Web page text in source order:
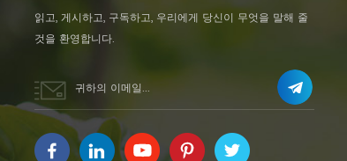
읽고, 게시하고, 구독하고, 우리에게 당신이 무엇을 말해 줄
것을 환영합니다.